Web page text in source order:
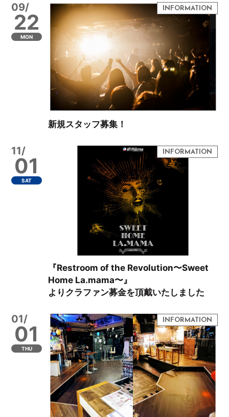
09/
22
MON
新規スタッフ募集！
11/
01
SAT
『Restroom of the Revolution〜Sweet
Home La.mama〜』
よりクラファン募金を頂戴いたしました
01/
01
THU